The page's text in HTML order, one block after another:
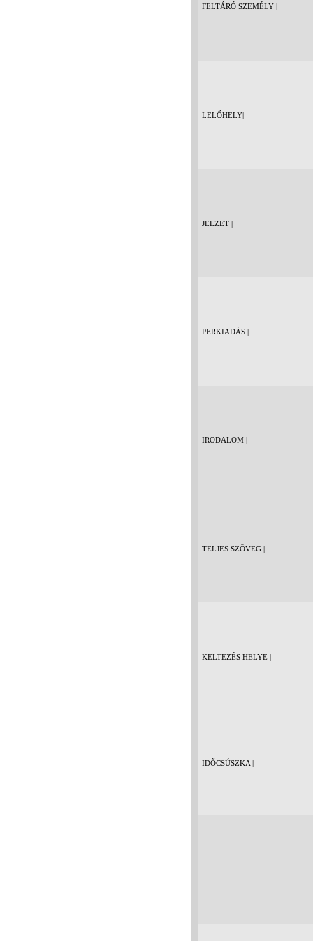
FELTÁRÓ SZEMÉLY |
LELŐHELY|
JELZET |
PERKIADÁS |
IRODALOM |
TELJES SZÖVEG |
KELTEZÉS HELYE |
IDŐCSÚSZKA |